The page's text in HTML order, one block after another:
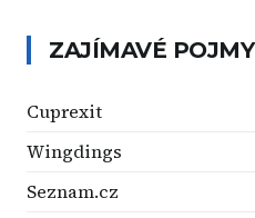
ZAJÍMAVÉ POJMY
Cuprexit
Wingdings
Seznam.cz